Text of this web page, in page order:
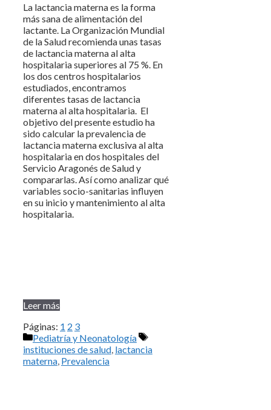
La lactancia materna es la forma
más sana de alimentación del
lactante. La Organización Mundial
de la Salud recomienda unas tasas
de lactancia materna al alta
hospitalaria superiores al 75 %. En
los dos centros hospitalarios
estudiados, encontramos
diferentes tasas de lactancia
materna al alta hospitalaria. El
objetivo del presente estudio ha
sido calcular la prevalencia de
lactancia materna exclusiva al alta
hospitalaria en dos hospitales del
Servicio Aragonés de Salud y
compararlas. Así como analizar qué
variables socio-sanitarias influyen
en su inicio y mantenimiento al alta
hospitalaria.
Leer más
Páginas: 1 2 3
Categorías
Pediatría y Neonatología
Etiquetas
instituciones de salud lactancia
materna Prevalencia